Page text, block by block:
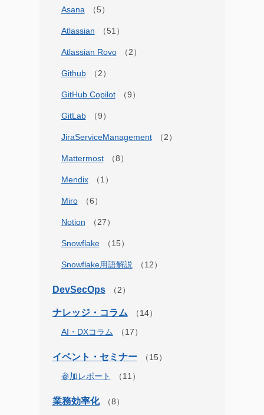
Asana
Atlassian
Atlassian Rovo
Github
GitHub Copilot
GitLab
JiraServiceManagement
Mattermost
Mendix
Miro
Notion
Snowflake
Snowflake用語解説
DevSecOps
ナレッジ・コラム
AI・DXコラム
イベント・セミナー
参加レポート
業務効率化